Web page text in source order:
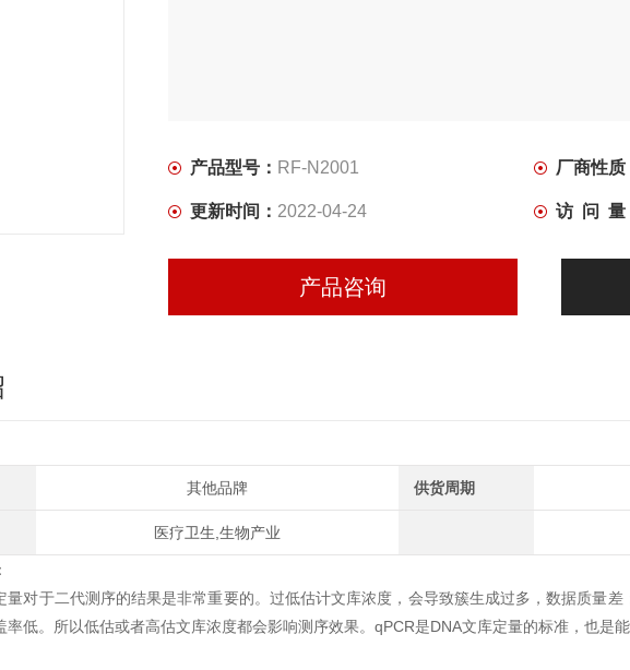
产品型号： RF-N2001 厂商性质
更新时间： 2022-04-24 访 问 量
产品咨询
其他品牌 供货周期
医疗卫生,生物产业
量对于二代测序的结果是非常重要的。过低估计文库浓度，会导致簇生成过多，数据质量
率低。所以低估或者高估文库浓度都会影响测序效果。qPCR是DNA文库定量的标准，也是